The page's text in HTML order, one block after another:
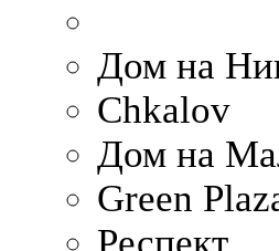
Дом на
Chkalov
Дом на
Green